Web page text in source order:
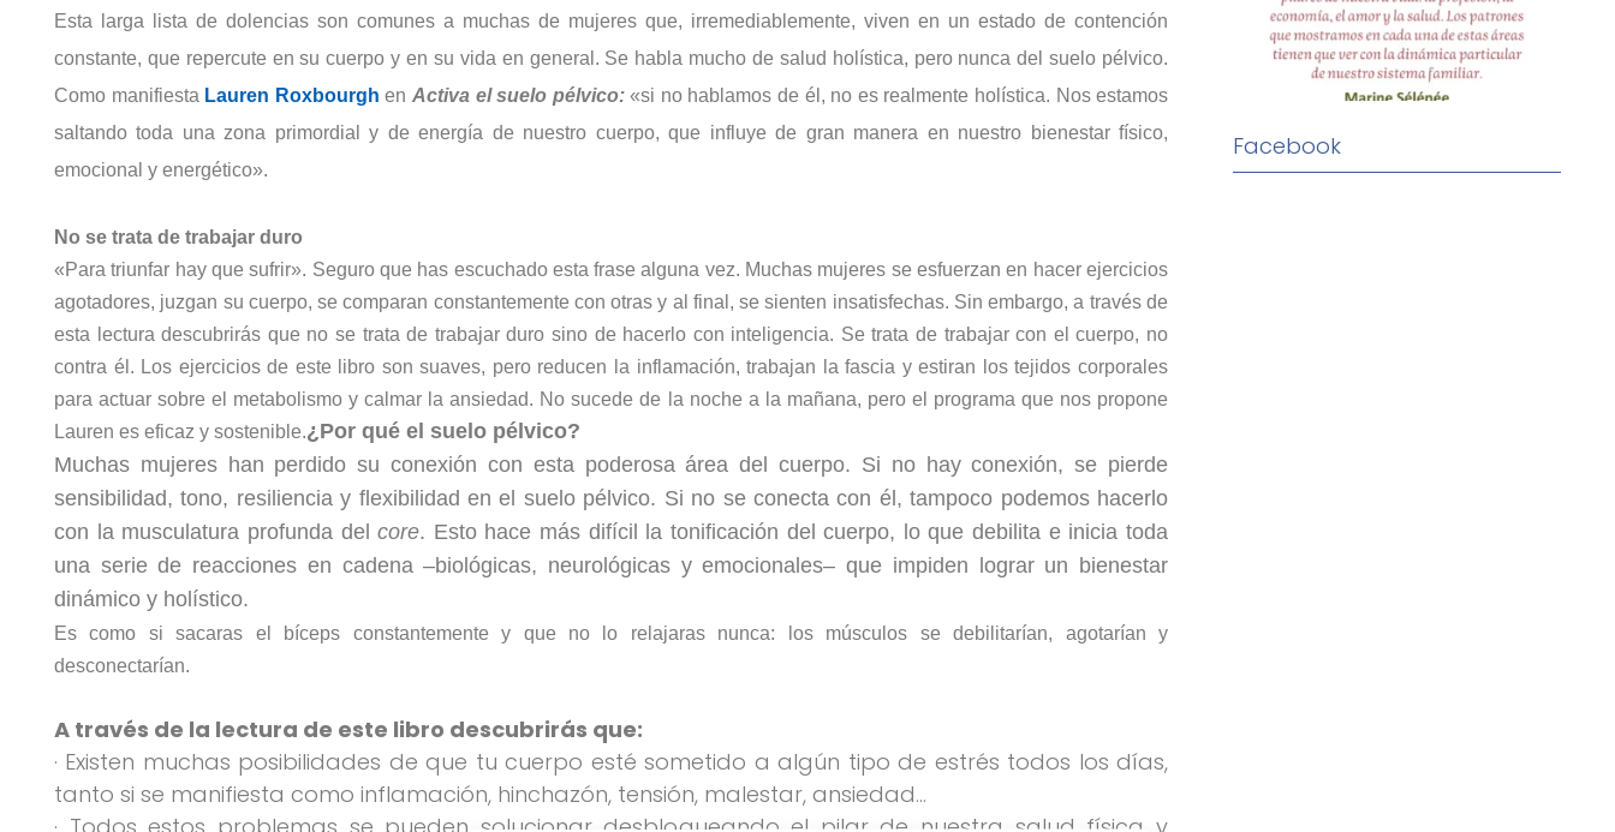
Esta larga lista de dolencias son comunes a muchas de mujeres que, irremediablemente, viven en un estado de contención
constante, que repercute en su cuerpo y en su vida en general. Se habla mucho de salud holística, pero nunca del suelo pélvico.
Como manifiesta Lauren Roxbourgh en Activa el suelo pélvico:«si no hablamos de él, no es realmente holística. Nos estamos
saltando toda una zona primordial y de energía de nuestro cuerpo, que influye de gran manera en nuestro bienestar físico,
emocional y energético».
No se trata de trabajar duro
«Para triunfar hay que sufrir». Seguro que has escuchado esta frase alguna vez. Muchas mujeres se esfuerzan en hacer ejercicios
agotadores, juzgan su cuerpo, se comparan constantemente con otras y al final, se sienten insatisfechas. Sin embargo, a través de
esta lectura descubrirás que no se trata de trabajar duro sino de hacerlo con inteligencia. Se trata de trabajarcon el cuerpo, no
contra él. Los ejercicios de este libro son suaves, pero reducen la inflamación, trabajan la fascia y estiran los tejidos corporales
para actuar sobre el metabolismo y calmar la ansiedad. No sucede de la noche a la mañana, pero el programa que nos propone
Lauren es eficaz y sostenible.¿Por qué el suelo pélvico?
Muchas mujeres han perdido su conexión con esta poderosa área del cuerpo. Si no hay conexión, se pierde
sensibilidad, tono, resilienciay flexibilidad en el suelo pélvico. Si no se conectacon él, tampoco podemos hacerlo
con la musculatura profunda del core. Esto hace más difícil la tonificación delcuerpo, lo que debilita e iniciatoda
una serie de reacciones en cadena –biológicas, neurológicas y emocionales– que impiden lograr un bienestar
dinámico y holístico.
Es como si sacaras el bíceps constantemente y que no lo relajaras nunca: los músculos se debilitarían, agotarían y
desconectarían.
A través de la lectura de este libro descubrirás que:
· Existen muchas posibilidades de que tu cuerpo esté sometido a algún tipo de estrés todos los días,
tanto si se manifiesta como inflamación, hinchazón, tensión, malestar, ansiedad…
Facebook